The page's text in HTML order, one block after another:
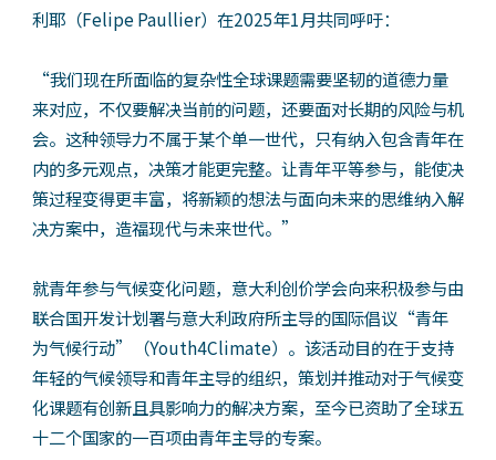
利耶（Felipe Paullier）在2025年1月共同呼吁：
“我们现在所面临的复杂性全球课题需要坚韧的道德力量
来对应，不仅要解决当前的问题，还要面对长期的风险与机
会。这种领导力不属于某个单一世代，只有纳入包含青年在
内的多元观点，决策才能更完整。让青年平等参与，能使决
策过程变得更丰富，将新颖的想法与面向未来的思维纳入解
决方案中，造福现代与未来世代。”
就青年参与气候变化问题，意大利创价学会向来积极参与由
联合国开发计划署与意大利政府所主导的国际倡议“青年
为气候行动”（Youth4Climate）。该活动目的在于支持
年轻的气候领导和青年主导的组织，策划并推动对于气候变
化课题有创新且具影响力的解决方案，至今已资助了全球五
十二个国家的一百项由青年主导的专案。